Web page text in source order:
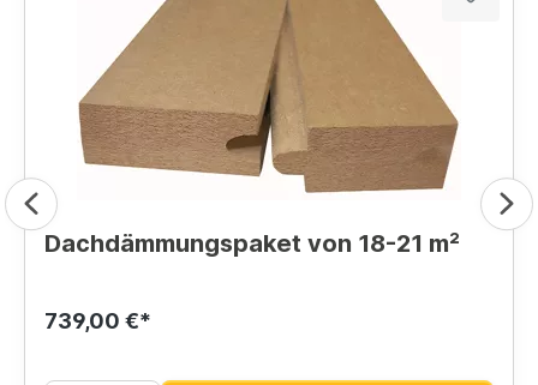
Dachdämmungspaket von 18-21 m²
739,00 €*